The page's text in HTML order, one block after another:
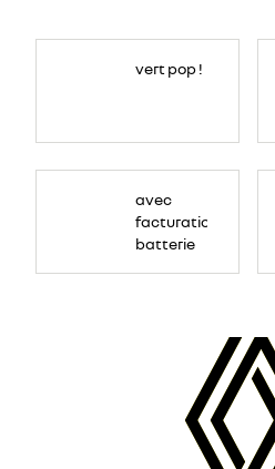
vert pop !
avec
facturation
batterie